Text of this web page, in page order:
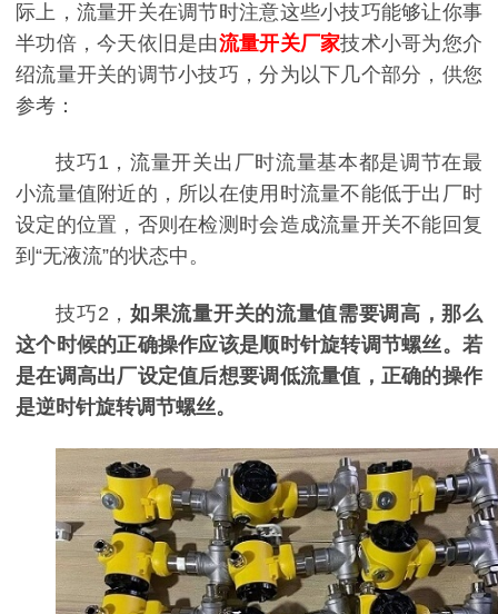
际上，流量开关在调节时注意这些小技巧能够让你事
半功倍，今天依旧是由流量开关厂家技术小哥为您介
绍流量开关的调节小技巧，分为以下几个部分，供您
参考：
技巧1，流量开关出厂时流量基本都是调节在最
小流量值附近的，所以在使用时流量不能低于出厂时
设定的位置，否则在检测时会造成流量开关不能回复
到“无液流”的状态中。
技巧2，如果流量开关的流量值需要调高，那么
这个时候的正确操作应该是顺时针旋转调节螺丝。若
是在调高出厂设定值后想要调低流量值，正确的操作
是逆时针旋转调节螺丝。